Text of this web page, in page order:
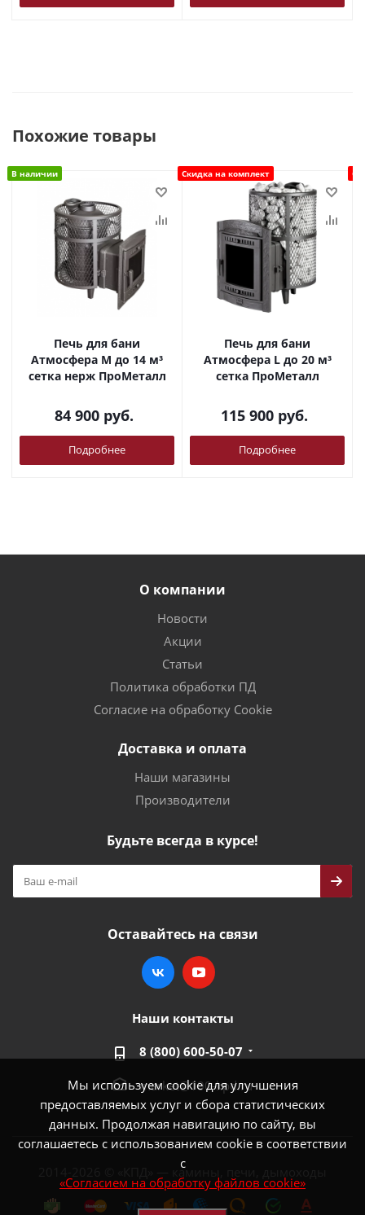
Мы используем cookie для улучшения
предоставляемых услуг и сбора статистических
данных. Продолжая навигацию по сайту, вы
соглашаетесь с использованием cookie в соответствии
с
«Согласием на обработку файлов cookie»
Похожие товары
В наличии
Печь для бани
Атмосфера М до 14 м³
сетка нерж ПроМеталл
84 900 руб.
Подробнее
Скидка на комплект
Печь для бани
Атмосфера L до 20 м³
сетка ПроМеталл
115 900 руб.
Подробнее
О компании
Новости
Акции
Статьи
Политика обработки ПД
Согласие на обработку Cookie
Доставка и оплата
Наши магазины
Производители
Будьте всегда в курсе!
Оставайтесь на связи
Наши контакты
8 (800) 600-50-07
market@100-kpd.ru
2014-2026 © «КПД» — камины, печи, дымоходы